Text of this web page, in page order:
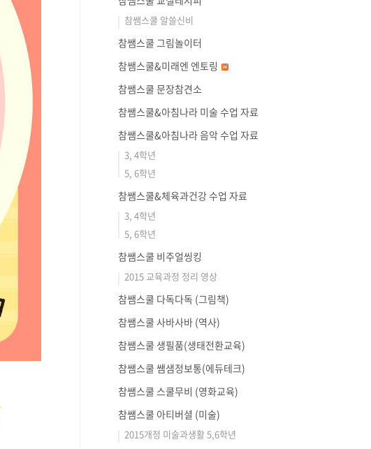
참쌤스쿨 알쓸신비
참쌤스쿨 그림놀이터
참쌤스쿨&미래엔 엔토링
참쌤스쿨 문장참견소
참쌤스쿨&아침나라 미술 수업 자료
참쌤스쿨&아침나라 음악 수업 자료
3, 4학년
5, 6학년
참쌤스쿨&체육과건강 수업 자료
3, 4학년
5, 6학년
참쌤스쿨 비주얼씽킹
2015 교육과정 정리 영상
참쌤스쿨 다독다독 (그림책)
참쌤스쿨 사바사바 (역사)
참쌤스쿨 생필품(생태전환교육)
참쌤스쿨 쌤샘정보통(에듀테크)
참쌤스쿨 스쿨무비 (영화교육)
참쌤스쿨 아티버셜 (미술)
2015개정 미술과생활 5,6학년